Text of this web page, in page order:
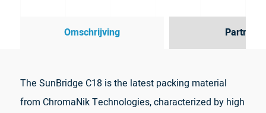
Omschrijving Partner
The SunBridge C18 is the latest packing material
from ChromaNik Technologies, characterized by high